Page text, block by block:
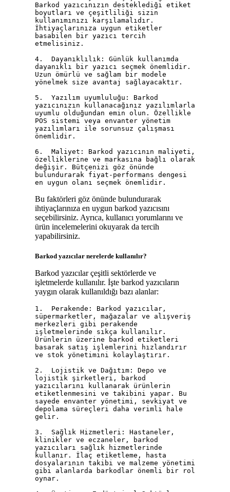
Barkod yazıcınızın desteklediği etiket
boyutları ve çeşitliliği sizin
kullanımınızı karşılamalıdır.
İhtiyaçlarınıza uygun etiketler
basabilen bir yazıcı tercih
etmelisiniz.
4.  Dayanıklılık: Günlük kullanımda
dayanıklı bir yazıcı seçmek önemlidir.
Uzun ömürlü ve sağlam bir modele
yönelmek size avantaj sağlayacaktır.
5.  Yazılım uyumluluğu: Barkod
yazıcınızın kullanacağınız yazılımlarla
uyumlu olduğundan emin olun. Özellikle
POS sistemi veya envanter yönetim
yazılımları ile sorunsuz çalışması
önemlidir.
6.  Maliyet: Barkod yazıcının maliyeti,
özelliklerine ve markasına bağlı olarak
değişir. Bütçenizi göz önünde
bulundurarak fiyat-performans dengesi
Bu faktörleri göz önünde bulundurarak
ihtiyaçlarınıza en uygun barkod yazıcısını
seçebilirsiniz. Ayrıca, kullanıcı yorumlarını ve
ürün incelemelerini okuyarak da tercih
yapabilirsiniz.
Barkod yazıcılar nerelerde kullanılır?
Barkod yazıcılar çeşitli sektörlerde ve
işletmelerde kullanılır. İşte barkod yazıcıların
yaygın olarak kullanıldığı bazı alanlar:
1.  Perakende: Barkod yazıcılar,
süpermarketler, mağazalar ve alışveriş
merkezleri gibi perakende
işletmelerinde sıkça kullanılır.
Ürünlerin üzerine barkod etiketleri
basarak satış işlemlerini hızlandırır
ve stok yönetimini kolaylaştırır.
2.  Lojistik ve Dağıtım: Depo ve
lojistik şirketleri, barkod
yazıcılarını kullanarak ürünlerin
etiketlenmesini ve takibini yapar. Bu
sayede envanter yönetimi, sevkiyat ve
depolama süreçleri daha verimli hale
gelir.
3.  Sağlık Hizmetleri: Hastaneler,
klinikler ve eczaneler, barkod
yazıcıları sağlık hizmetlerinde
kullanır. İlaç etiketleme, hasta
dosyalarının takibi ve malzeme yönetimi
gibi alanlarda barkodlar önemli bir rol
oynar.